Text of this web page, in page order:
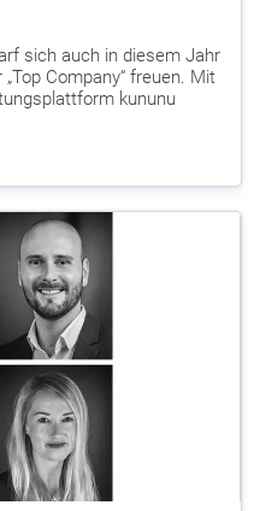
sich auch in diesem Jahr
Company“ freuen. Mit
kununu